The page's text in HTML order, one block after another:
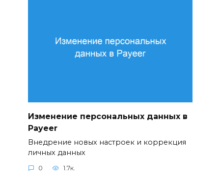
Изменение персональных данных в
Payeer
Внедрение новых настроек и коррекция
личных данных
0 1.7к.